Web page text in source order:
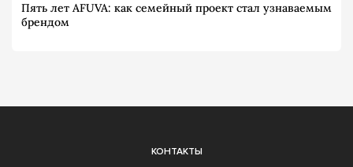
Пять лет AFUVA: как семейный проект стал узнаваемым
брендом
КОНТАКТЫ